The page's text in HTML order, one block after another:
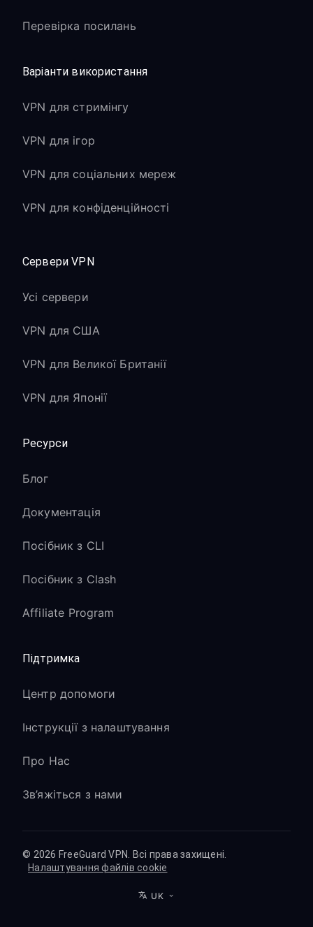
Перевірка посилань
Варіанти використання
VPN для стримінгу
VPN для ігор
VPN для соціальних мереж
VPN для конфіденційності
Сервери VPN
Усі сервери
VPN для США
VPN для Великої Британії
VPN для Японії
Ресурси
Блог
Документація
Посібник з CLI
Посібник з Clash
Affiliate Program
Підтримка
Центр допомоги
Інструкції з налаштування
Про Нас
Зв’яжіться з нами
© 2026 FreeGuard VPN. Всі права захищені.
Налаштування файлів cookie
UK